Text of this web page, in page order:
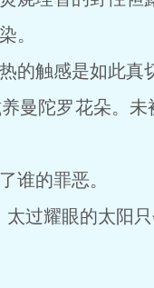
。
的触感是如此
陀罗花朵。未
的罪恶。
过耀眼的太阳只